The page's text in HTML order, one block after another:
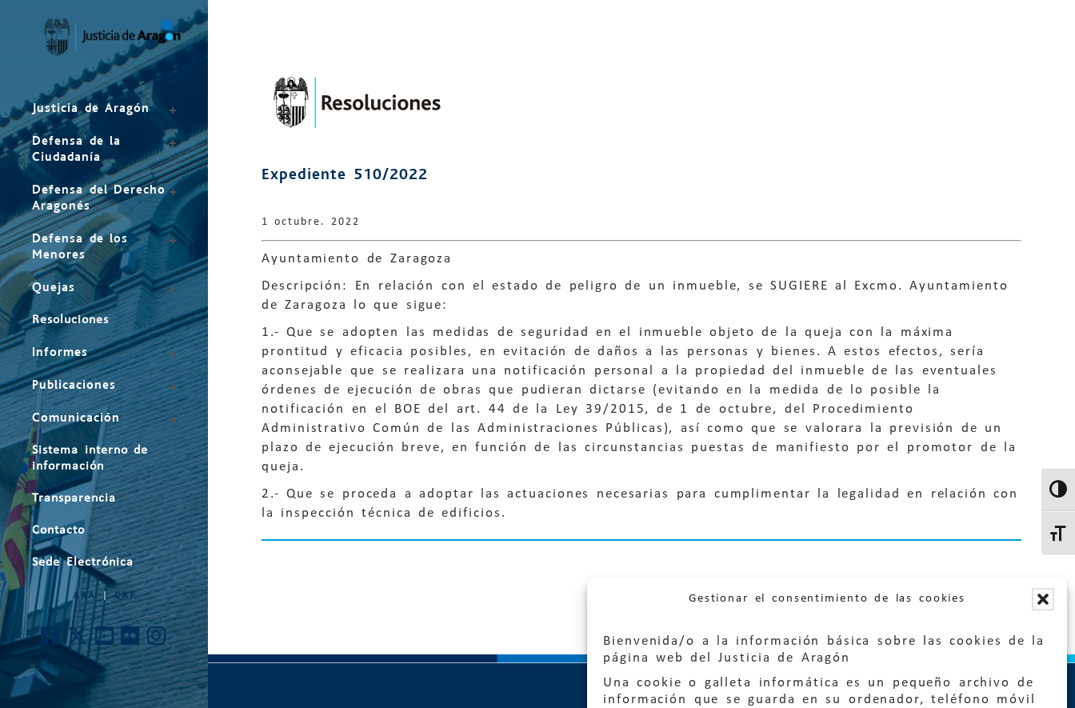
Gestionar el consentimiento de las cookies
Bienvenida/o a la información básica sobre las cookies de la
página web del Justicia de Aragón
Una cookie o galleta informática es un pequeño archivo de
información que se guarda en su ordenador, teléfono móvil
Justicia de Aragón
Defensa de la
Ciudadanía
Defensa del Derecho
Aragonés
Defensa de los
Menores
Quejas
Resoluciones
Informes
Publicaciones
Comunicación
Sistema interno de
información
Transparencia
Contacto
Sede Electrónica
ARA |CAT
Expediente 510/2022
1 octubre. 2022
Ayuntamiento de Zaragoza
Descripción: En relación con el estado de peligro de un inmueble, se SUGIERE al Excmo. Ayuntamiento
de Zaragoza lo que sigue:
1.- Que se adopten las medidas de seguridad en el inmueble objeto de la queja con la máxima
prontitud y eficacia posibles, en evitación de daños a las personas y bienes. A estos efectos, sería
aconsejable que se realizara una notificación personal a la propiedad del inmueble de las eventuales
órdenes de ejecución de obras que pudieran dictarse (evitando en la medida de lo posible la
notificación en el BOE del art. 44 de la Ley 39/2015, de 1 de octubre, del Procedimiento
Administrativo Común de las Administraciones Públicas), así como que se valorara la previsión de un
plazo de ejecución breve, en función de las circunstancias puestas de manifiesto por el promotor de la
queja.
2.- Que se proceda a adoptar las actuaciones necesarias para cumplimentar la legalidad en relación con
la inspección técnica de edificios.